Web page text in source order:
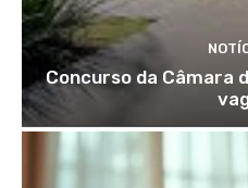
Concurso da Câmara